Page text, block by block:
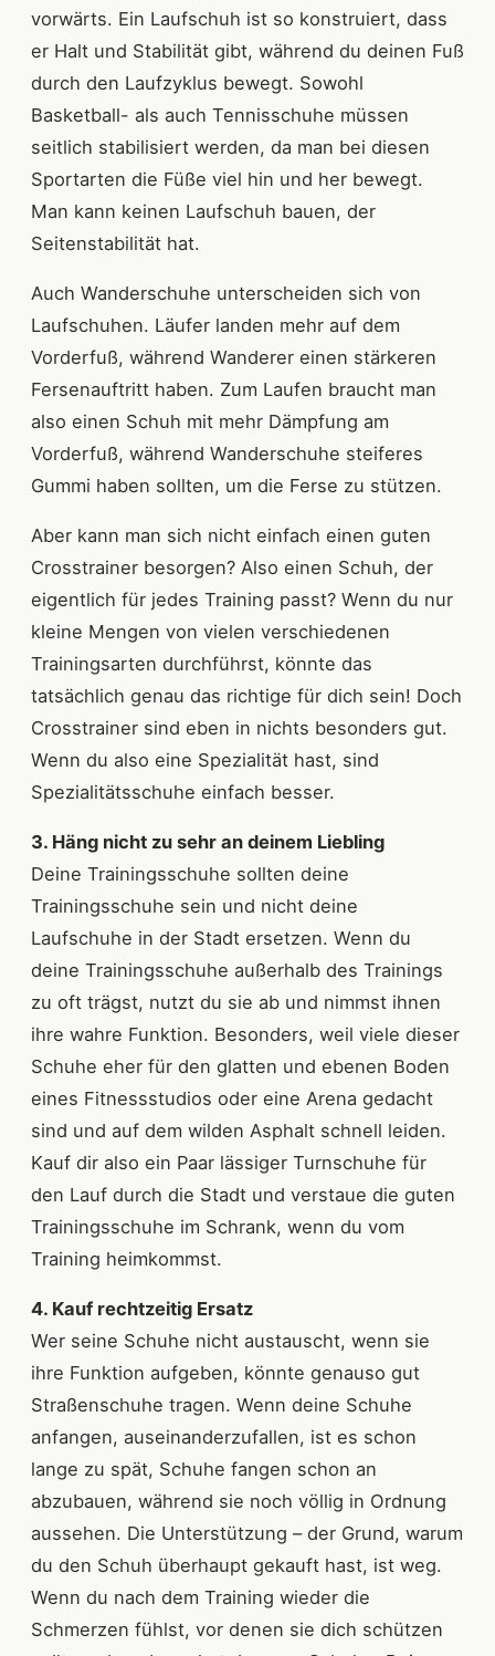
vorwärts. Ein Laufschuh ist so konstruiert, dass
er Halt und Stabilität gibt, während du deinen Fuß
durch den Laufzyklus bewegt. Sowohl
Basketball- als auch Tennisschuhe müssen
seitlich stabilisiert werden, da man bei diesen
Sportarten die Füße viel hin und her bewegt.
Man kann keinen Laufschuh bauen, der
Seitenstabilität hat.
Auch Wanderschuhe unterscheiden sich von
Laufschuhen. Läufer landen mehr auf dem
Vorderfuß, während Wanderer einen stärkeren
Fersenauftritt haben. Zum Laufen braucht man
also einen Schuh mit mehr Dämpfung am
Vorderfuß, während Wanderschuhe steiferes
Gummi haben sollten, um die Ferse zu stützen.
Aber kann man sich nicht einfach einen guten
Crosstrainer besorgen? Also einen Schuh, der
eigentlich für jedes Training passt? Wenn du nur
kleine Mengen von vielen verschiedenen
Trainingsarten durchführst, könnte das
tatsächlich genau das richtige für dich sein! Doch
Crosstrainer sind eben in nichts besonders gut.
Wenn du also eine Spezialität hast, sind
Spezialitätsschuhe einfach besser.
3. Häng nicht zu sehr an deinem Liebling
Deine Trainingsschuhe sollten deine
Trainingsschuhe sein und nicht deine
Laufschuhe in der Stadt ersetzen. Wenn du
deine Trainingsschuhe außerhalb des Trainings
zu oft trägst, nutzt du sie ab und nimmst ihnen
ihre wahre Funktion. Besonders, weil viele dieser
Schuhe eher für den glatten und ebenen Boden
eines Fitnessstudios oder eine Arena gedacht
sind und auf dem wilden Asphalt schnell leiden.
Kauf dir also ein Paar lässiger Turnschuhe für
den Lauf durch die Stadt und verstaue die guten
Trainingsschuhe im Schrank, wenn du vom
Training heimkommst.
4. Kauf rechtzeitig Ersatz
Wer seine Schuhe nicht austauscht, wenn sie
ihre Funktion aufgeben, könnte genauso gut
Straßenschuhe tragen. Wenn deine Schuhe
anfangen, auseinanderzufallen, ist es schon
lange zu spät, Schuhe fangen schon an
abzubauen, während sie noch völlig in Ordnung
aussehen. Die Unterstützung – der Grund, warum
du den Schuh überhaupt gekauft hast, ist weg.
Wenn du nach dem Training wieder die
Schmerzen fühlst, vor denen sie dich schützen